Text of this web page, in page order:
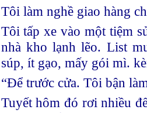
Tôi làm nghề giao hàng
Tôi tấp xe vào một tiệm
nhà kho lạnh lẽo. List
súp, ít gạo, mấy gói mì.
“Để trước cửa. Tôi bận
Tuyết hôm đó rơi nhiều